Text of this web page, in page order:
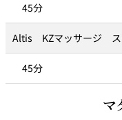
45分
Altis KZマッサージ ス
45分
マ